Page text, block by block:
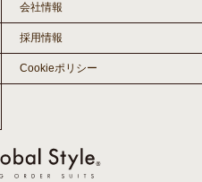
会社情報
採用情報
Cookieポリシー